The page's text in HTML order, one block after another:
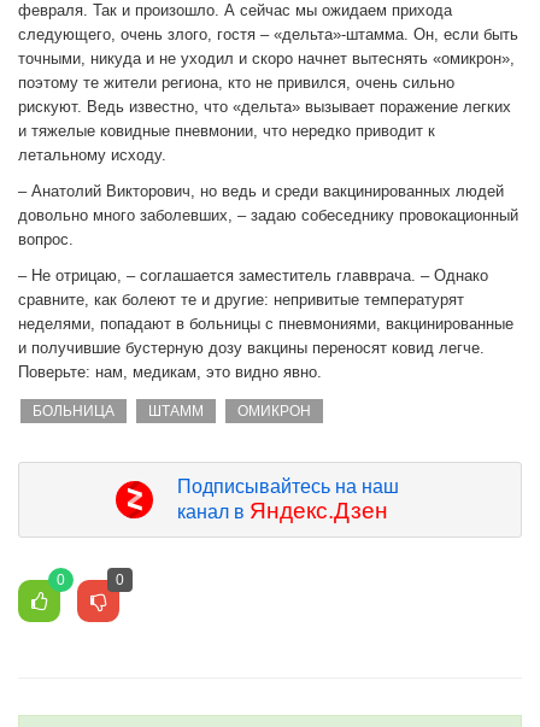
февраля. Так и произошло. А сейчас мы ожидаем прихода
следующего, очень злого, гостя – «дельта»-штамма. Он, если быть
точными, никуда и не уходил и скоро начнет вытеснять «омикрон»,
поэтому те жители региона, кто не привился, очень сильно
рискуют. Ведь известно, что «дельта» вызывает поражение легких
и тяжелые ковидные пневмонии, что нередко приводит к
летальному исходу.
– Анатолий Викторович, но ведь и среди вакцинированных людей
довольно много заболевших, – задаю собеседнику провокационный
вопрос.
– Не отрицаю, – соглашается заместитель главврача. – Однако
сравните, как болеют те и другие: непривитые температурят
неделями, попадают в больницы с пневмониями, вакцинированные
и получившие бустерную дозу вакцины переносят ковид легче.
Поверьте: нам, медикам, это видно явно.
БОЛЬНИЦА ШТАММ ОМИКРОН
Подписывайтесь на наш
канал в Яндекс.Дзен
0 0